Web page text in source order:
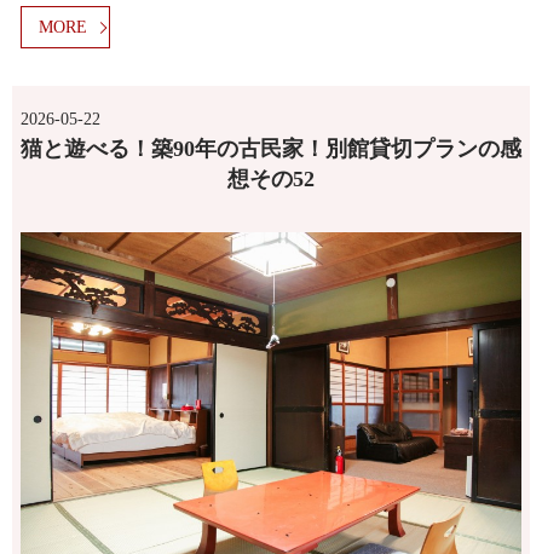
MORE
2026-05-22
猫と遊べる！築90年の古民家！別館貸切プランの感
想その52